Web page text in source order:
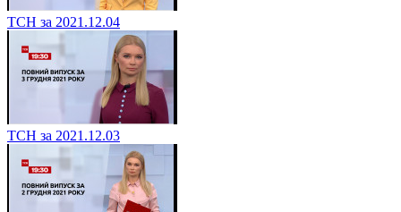
ТСН за 2021.12.04
ТСН за 2021.12.03